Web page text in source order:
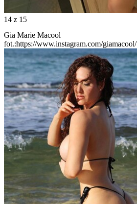
14 z 15
Gia Marie Macool
fot.:https://www.instagram.com/giamacool/